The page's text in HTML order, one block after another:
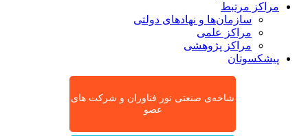
مراکز مرتبط
سازمان‌ها و نهادهای دولتی
مراکز علمی
مراکز پژوهشی
پیشکسوتان
شاخه‌ی صنعتی نور فناوران و شرکت های
عضو